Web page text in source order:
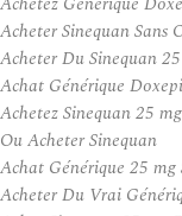
Acheter Sinequan Sans
Acheter Du Sinequan
Achat Générique
Achetez Sinequan 25
Ou Acheter Sinequan
Achat Générique 25
Acheter Du Vrai